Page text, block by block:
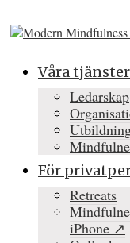
Våra tjänster
Ledarskap
För
Retreats
iPhone ↗